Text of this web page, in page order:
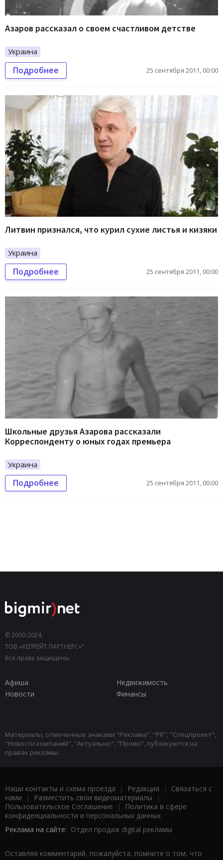
Азаров рассказал о своем счастливом детстве
Украина
Подробнее 25 сентября 2011, 00:00
Литвин признался, что курил сухие листья и кизяки
Украина
Подробнее 25 сентября 2011, 00:00
Школьные друзья Азарова рассказали
Корреспонденту о юных годах премьера
Украина
Подробнее 25 сентября 2011, 00:00
© 2000-2024,
ТОВ «КЕПРЕЙТ ПАРТНЕРС»".
Все права защищены.
Афиша
Недвижимость
Новости
Финансы
Материалы, отмеченные знаками "Реклама", "PR", "Спецпроект",
"Новости компаний", "Актуально", "Промо", публикуются на
правах рекламы.
Наши контакты и схема проезда | Редакция | Связаться с
нами | Разместить свои видеоматериалы |
Пользовательское Соглашение |
Политика в сфере
конфиденциальности и персональных данных
Реклама на сайте: Отдел продаж digital рекламы
Оставляя комментарий, пожалуйста, помните о том, что